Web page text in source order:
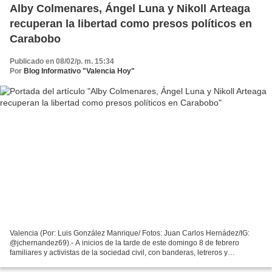
Alby Colmenares, Ángel Luna y Nikoll Arteaga
recuperan la libertad como presos políticos en
Carabobo
Publicado en 08/02/p. m. 15:34
Por Blog Informativo "Valencia Hoy"
Valencia (Por: Luis González Manrique/ Fotos: Juan Carlos Hernádez/IG:
@jchernandez69).- A inicios de la tarde de este domingo 8 de febrero
familiares y activistas de la sociedad civil, con banderas, letreros y